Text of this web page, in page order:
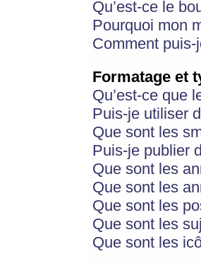
Qu’est-ce le
Pourquoi mon
Comment
Formatage et
Qu’est-ce que
Puis-je utiliser
Que sont les
Puis-je publier
Que sont les
Que sont les
Que sont les
Que sont les
Que sont les